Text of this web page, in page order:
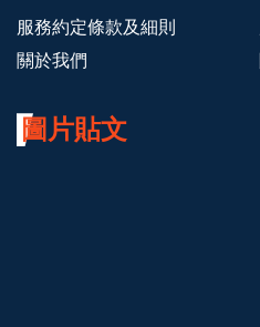
服務約定條款及細則
關於我們
圖片貼文